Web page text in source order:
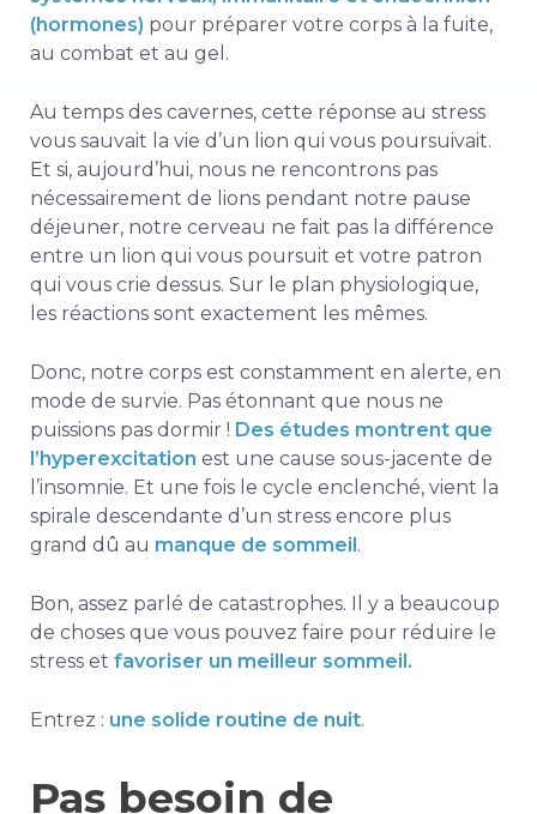
(hormones) pour préparer votre corps à la fuite,
au combat et au gel.
Au temps des cavernes, cette réponse au stress
vous sauvait la vie d’un lion qui vous poursuivait.
Et si, aujourd’hui, nous ne rencontrons pas
nécessairement de lions pendant notre pause
déjeuner, notre cerveau ne fait pas la différence
entre un lion qui vous poursuit et votre patron
qui vous crie dessus. Sur le plan physiologique,
les réactions sont exactement les mêmes.
Donc, notre corps est constamment en alerte, en
mode de survie. Pas étonnant que nous ne
puissions pas dormir ! Des études montrent que
l’hyperexcitation est une cause sous-jacente de
l’insomnie. Et une fois le cycle enclenché, vient la
spirale descendante d’un stress encore plus
grand dû au manque de sommeil.
Bon, assez parlé de catastrophes. Il y a beaucoup
de choses que vous pouvez faire pour réduire le
stress et favoriser un meilleur sommeil.
Entrez : une solide routine de nuit.
Pas besoin de